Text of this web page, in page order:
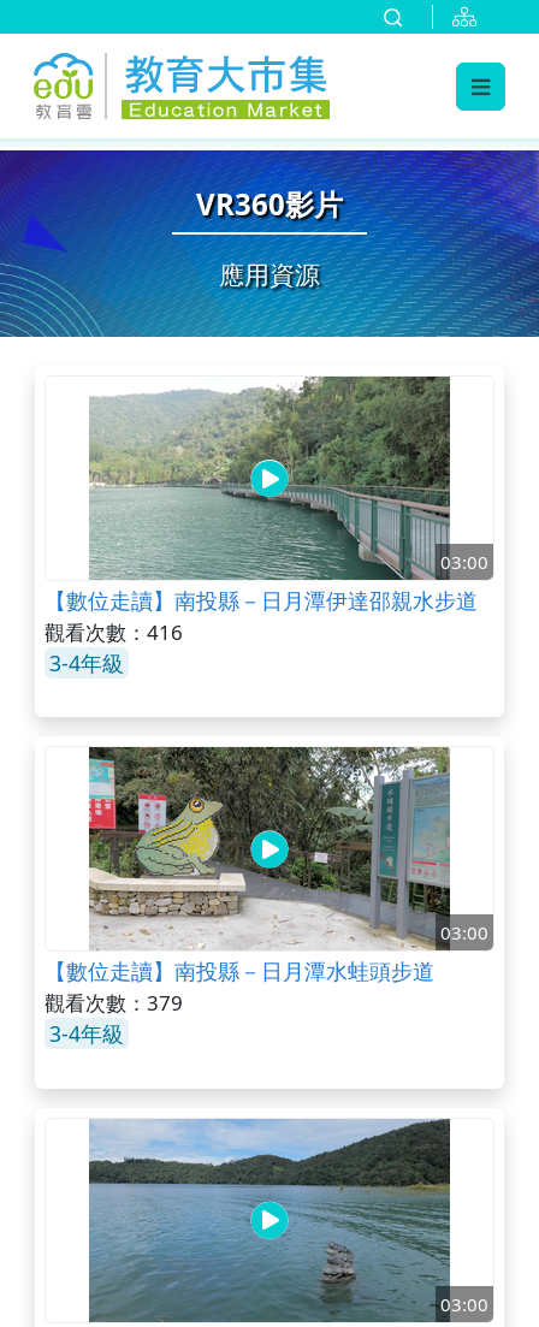
::: VR360影片
應用資源
03:00
【數位走讀】南投縣－日月潭伊達邵親水步道
觀看次數：416
3-4年級
03:00
【數位走讀】南投縣－日月潭水蛙頭步道
觀看次數：379
3-4年級
03:00